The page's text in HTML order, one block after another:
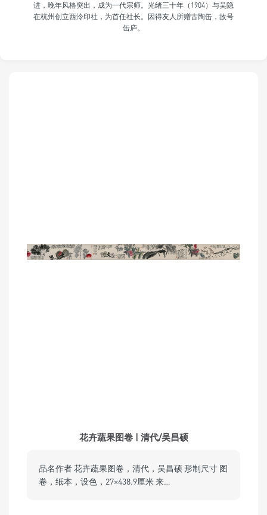
进，晚年风格突出，成为一代宗师。光绪三十年（1904）与吴隐
在杭州创立西泠印社，为首任社长。因得友人所赠古陶缶，故号
缶庐。
花卉蔬果图卷 | 清代/吴昌硕
品名作者 花卉蔬果图卷，清代，吴昌硕 形制尺寸 图
卷，纸本，设色，27×438.9厘米 来…